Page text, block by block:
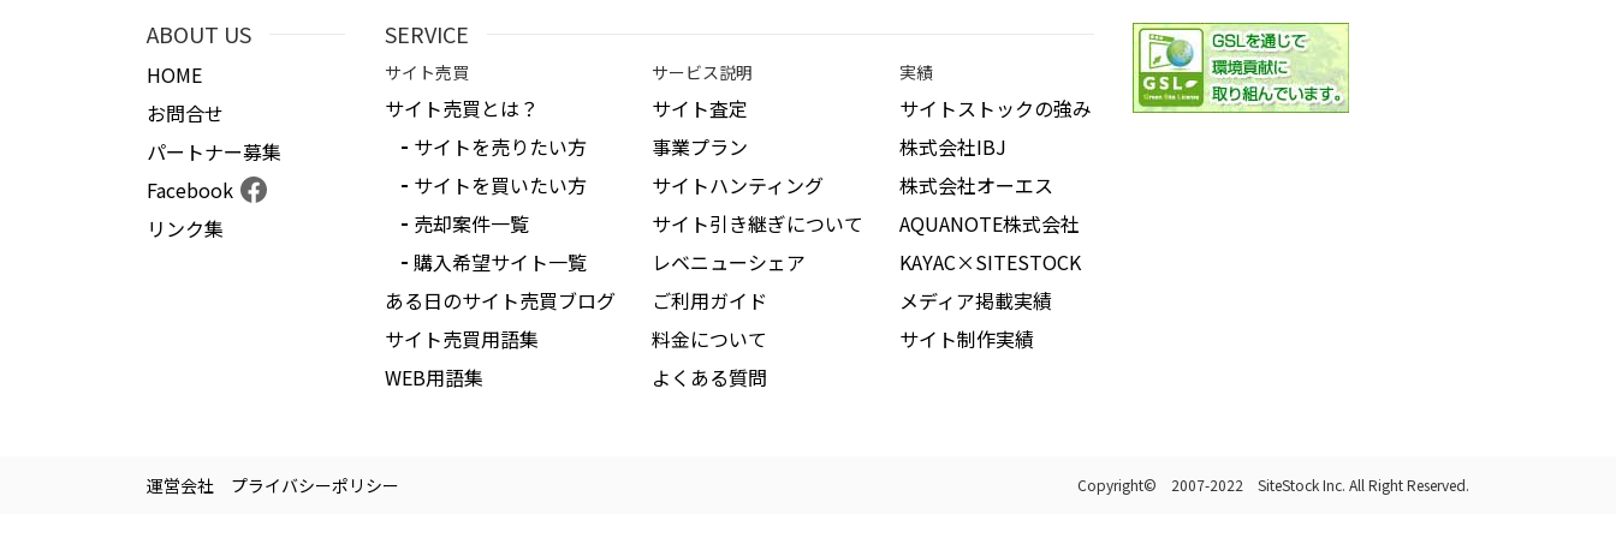
ABOUT US
HOME
お問合せ
パートナー募集
Facebook
リンク集
SERVICE
サイト売買
サイト売買とは？
サイトを売りたい方
サイトを買いたい方
売却案件一覧
購入希望サイト一覧
ある日のサイト売買ブログ
サイト売買用語集
WEB用語集
サービス説明
サイト査定
事業プラン
サイトハンティング
サイト引き継ぎについて
レベニューシェア
ご利用ガイド
料金について
よくある質問
実績
サイトストックの強み
株式会社IBJ
株式会社オーエス
AQUANOTE株式会社
KAYAC×SITESTOCK
メディア掲載実績
サイト制作実績
運営会社 プライバシーポリシー Copyright© 2007-2022 SiteStock Inc. All Right Reserved.